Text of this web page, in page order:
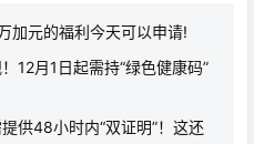
加元的福利今天可以申请!
12月1日起需持“绿色健康码”
供48小时内“双证明”！这还